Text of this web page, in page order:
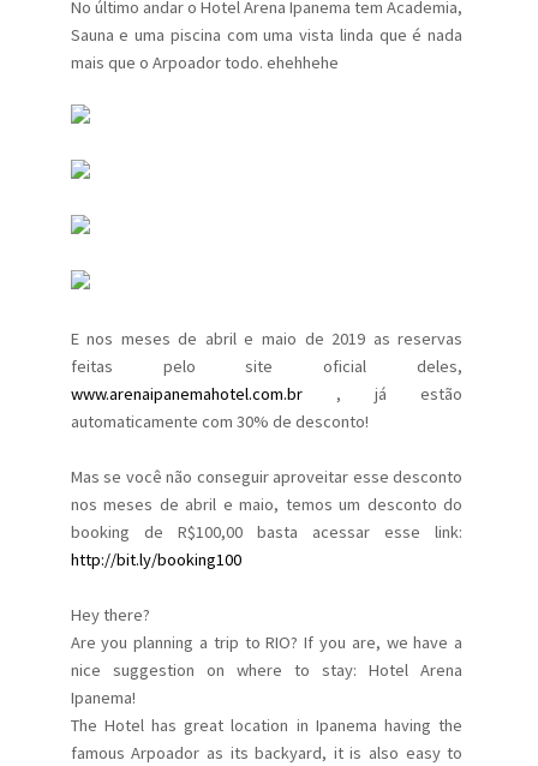
No último andar o Hotel Arena Ipanema tem Academia,
Sauna e uma piscina com uma vista linda que é nada
mais que o Arpoador todo. ehehhehe
E nos meses de abril e maio de 2019 as reservas
feitas pelo site oficial deles,
www.arenaipanemahotel.com.br, já estão
automaticamente com 30% de desconto!
Mas se você não conseguir aproveitar esse desconto
nos meses de abril e maio, temos um desconto do
booking de R$100,00 basta acessar esse link:
http://bit.ly/booking100
Hey there?
Are you planning a trip to RIO? If you are, we have a
nice suggestion on where to stay: Hotel Arena
Ipanema!
The Hotel has great location in Ipanema having the
famous Arpoador as its backyard, it is also easy to